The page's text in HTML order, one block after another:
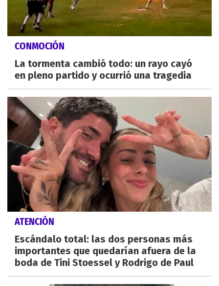
CONMOCIÓN
La tormenta cambió todo: un rayo cayó
en pleno partido y ocurrió una tragedia
ATENCIÓN
Escándalo total: las dos personas más
importantes que quedarían afuera de la
boda de Tini Stoessel y Rodrigo de Paul